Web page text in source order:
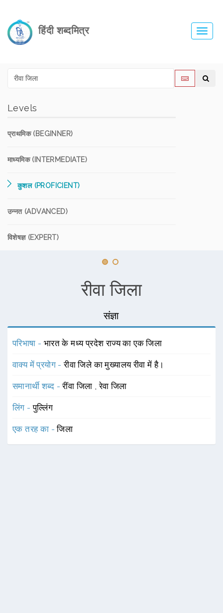
हिंदी शब्दमित्र
Levels
प्राथमिक (BEGINNER)
माध्यमिक (INTERMEDIATE)
कुशल (PROFICIENT)
उन्नत (ADVANCED)
विशेषज्ञ (EXPERT)
रीवा जिला
संज्ञा
परिभाषा - भारत के मध्य प्रदेश राज्य का एक जिला
वाक्य में प्रयोग -रीवा जिले का मुख्यालय रीवा में है।
समानार्थी शब्द -रींवा जिला ,रेवा जिला
लिंग -पुल्लिंग
एक तरह का -जिला